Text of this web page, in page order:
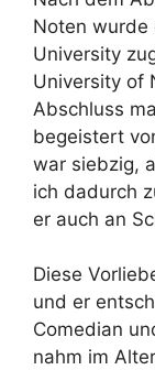
Noten wurde
University
University of
Abschluss
begeistert
war siebzig,
ich dadurch
er auch an
Diese
und er
Comedian
nahm im